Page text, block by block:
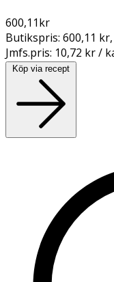
600,11kr
Butikspris: 600,11 kr,
Jmfs.pris: 10,72 kr /
Köp via recept